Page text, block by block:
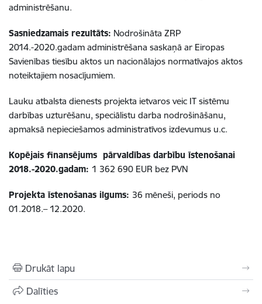
administrēšanu.
Sasniedzamais rezultāts: Nodrošināta ZRP
2014.-2020.gadam administrēšana saskaņā ar Eiropas
Savienības tiesību aktos un nacionālajos normatīvajos aktos
noteiktajiem nosacījumiem.
Lauku atbalsta dienests projekta ietvaros veic IT sistēmu
darbības uzturēšanu, speciālistu darba nodrošināšanu,
apmaksā nepieciešamos administratīvos izdevumus u.c.
Kopējais finansējums pārvaldības darbību īstenošanai
2018.-2020.gadam: 1 362 690 EUR bez PVN
Projekta īstenošanas ilgums: 36 mēneši, periods no
01.2018.– 12.2020.
Drukāt lapu
Dalīties